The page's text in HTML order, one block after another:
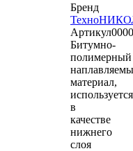
Бренд
Артикул
Битумно-
полимерный
материал,
используется
в
качестве
нижнего
слоя